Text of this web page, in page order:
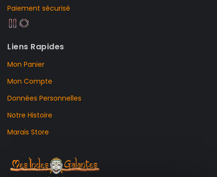
Paiement sécurisé
Liens Rapides
Mon Panier
Mon Compte
Données Personnelles
Notre Histoire
Marais Store